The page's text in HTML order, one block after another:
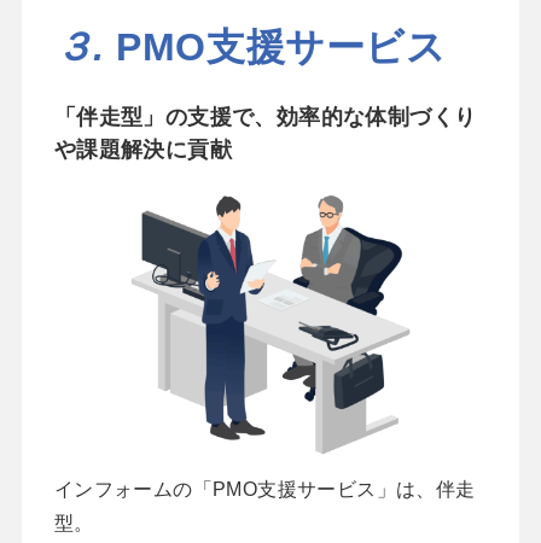
３. PMO支援サービス
「伴走型」の支援で、効率的な体制づくり
や課題解決に貢献
インフォームの「PMO支援サービス」は、伴走
型。